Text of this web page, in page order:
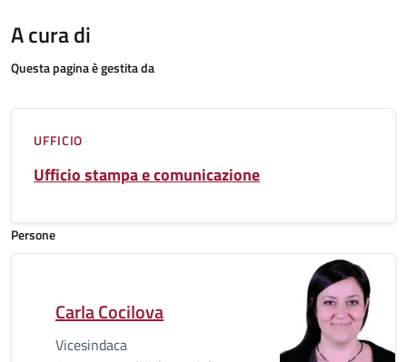
A cura di
Questa pagina è gestita da
UFFICIO
Ufficio stampa e comunicazione
Persone
Carla Cocilova
Vicesindaca